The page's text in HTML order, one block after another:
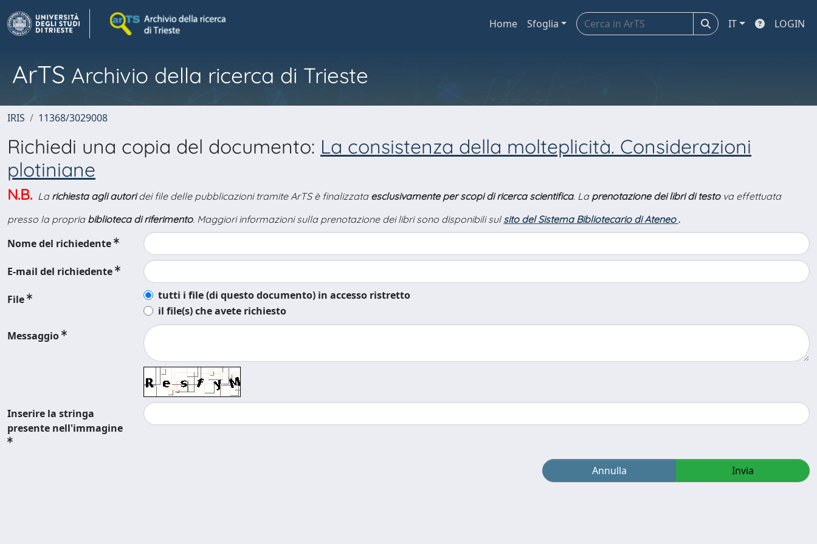
Home Sfoglia IT LOGIN
ArTS Archivio della ricerca di Trieste
IRIS 11368/3029008
Richiedi una copia del documento: La consistenza della molteplicità. Considerazioni
plotiniane
N.B. La richiesta agli autoridei file delle pubblicazioni tramite ArTS è finalizzata esclusivamente per scopi di ricerca scientifica. La prenotazione dei libri di testova effettuata
presso la propria biblioteca di riferimento. Maggiori informazioni sulla prenotazione dei libri sono disponibili sul sito del Sistema Bibliotecario di Ateneo .
Nome del richiedente
E-mail del richiedente
File
tutti i file (di questo documento) in accesso ristretto
il file(s) che avete richiesto
Messaggio
Inserire la stringa
presente nell'immagine
Annulla Invia